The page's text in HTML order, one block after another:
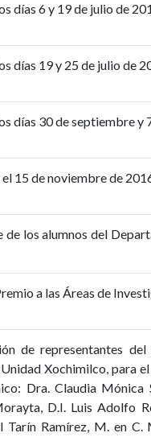
días 6 y 19 de julio de
días 19 y 25 de julio de
días 30 de septiembre y
15 de noviembre de
los alumnos del
a las Áreas de
de representantes
Xochimilco, para
Dra. Claudia
D.I. Luis Adolfo
Ramírez, M. en